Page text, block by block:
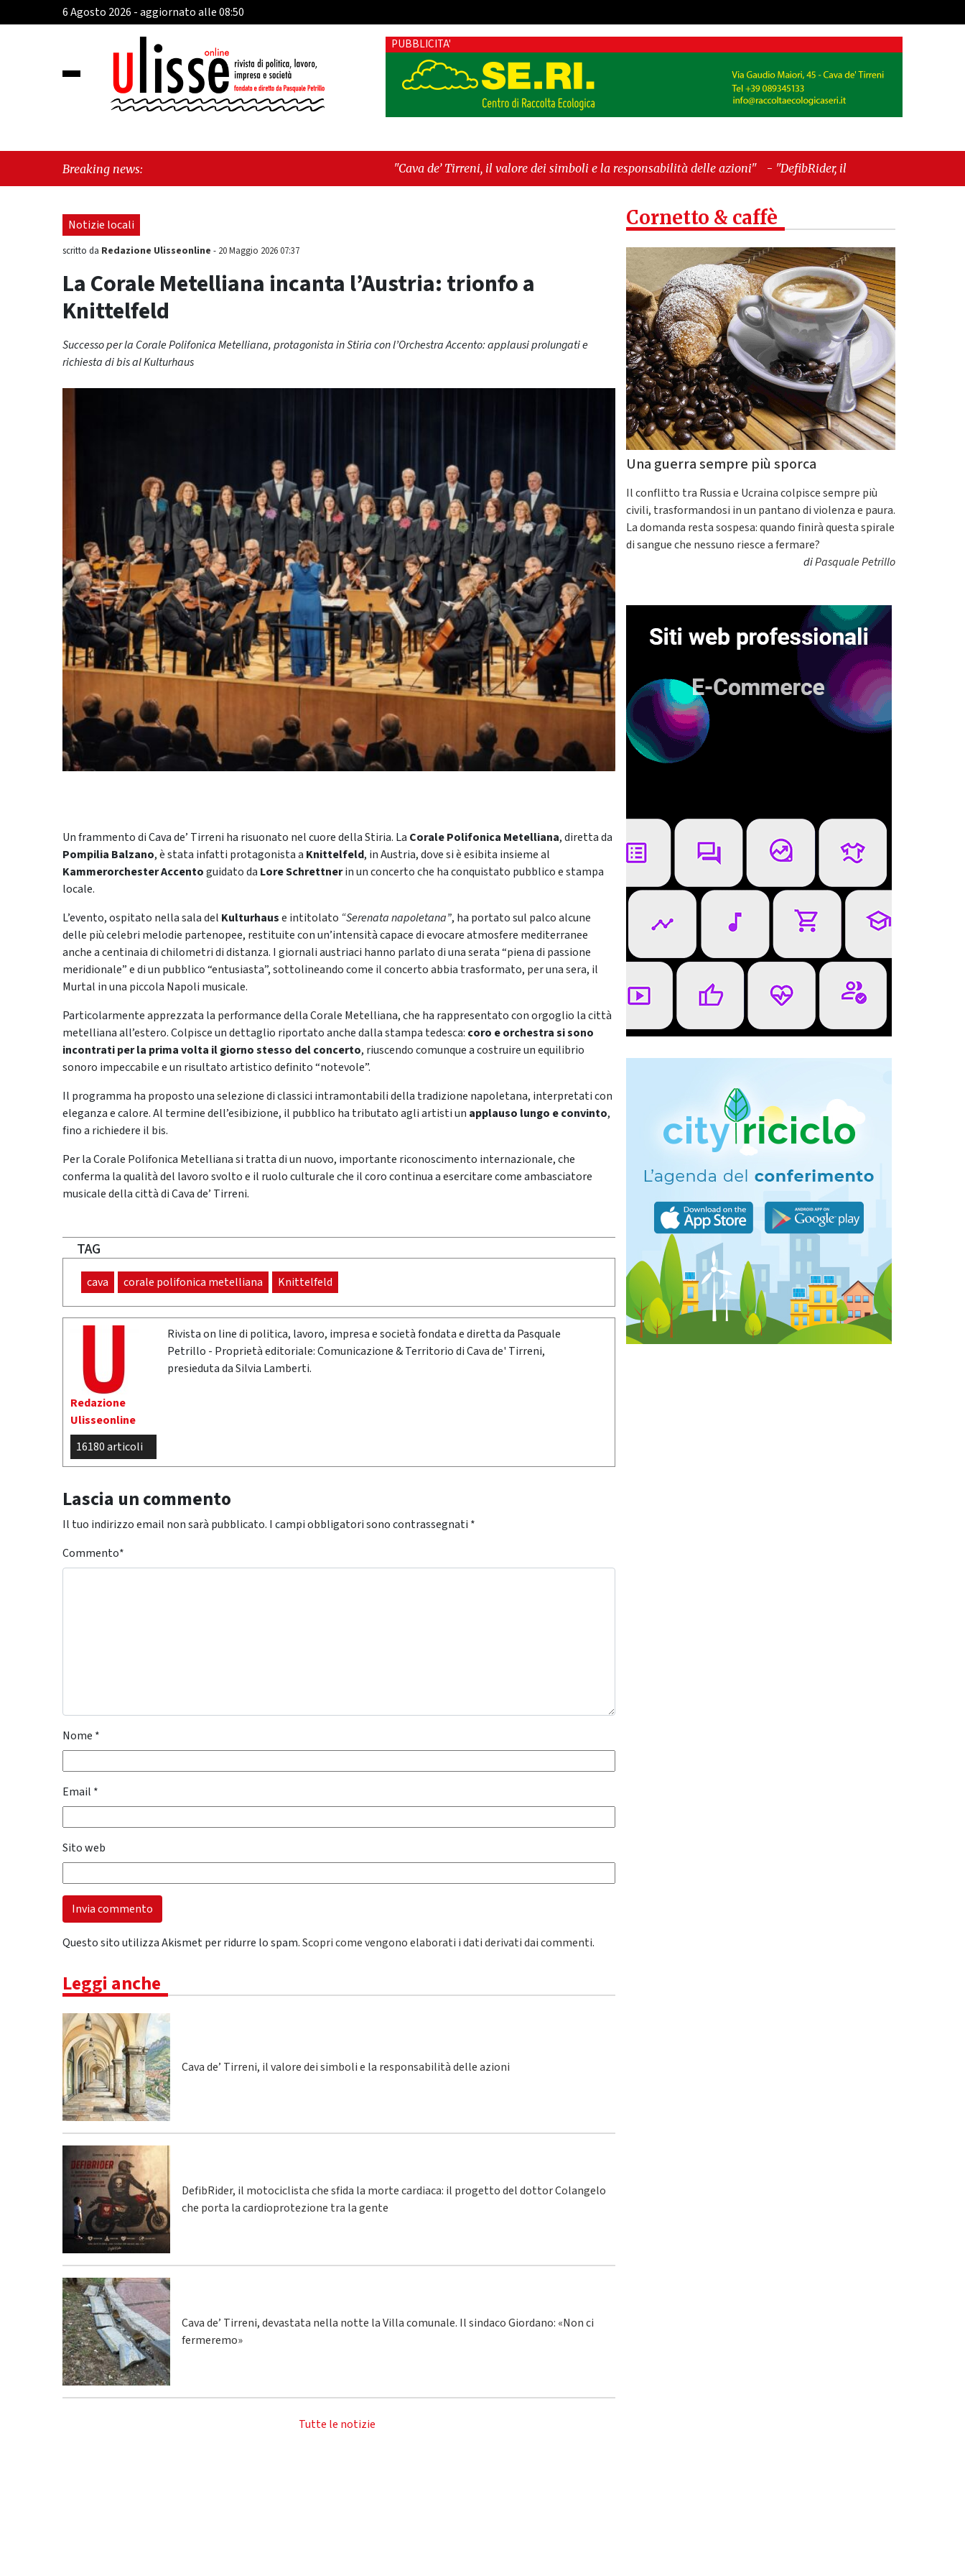
6 Agosto 2026 - aggiornato alle 08:50
PUBBLICITA'
Breaking news: "Cava de’ Tirreni, il valore dei simboli e la responsabilità delle azioni" -"DefibRider, il motociclista che sfida la morte
cardiaca: il progetto del dottor Colangelo che porta la cardioprotezione tra la gente"
Notizie locali
scritto da Redazione Ulisseonline - 20 Maggio 2026 07:37
La Corale Metelliana incanta l’Austria: trionfo a
Knittelfeld
Successo per la Corale Polifonica Metelliana, protagonista in Stiria con l’Orchestra Accento: applausi prolungati e
richiesta di bis al Kulturhaus
Un frammento di Cava de’ Tirreni ha risuonato nel cuore della Stiria. La Corale Polifonica Metelliana, diretta da
Pompilia Balzano, è stata infatti protagonista a Knittelfeld, in Austria, dove si è esibita insieme al
Kammerorchester Accentoguidato da Lore Schrettnerin un concerto che ha conquistato pubblico e stampa
locale.
L’evento, ospitato nella sala del Kulturhause intitolato “Serenata napoletana”, ha portato sul palco alcune
delle più celebri melodie partenopee, restituite con un’intensità capace di evocare atmosfere mediterranee
anche a centinaia di chilometri di distanza. I giornali austriaci hanno parlato di una serata “piena di passione
meridionale” e di un pubblico “entusiasta”, sottolineando come il concerto abbia trasformato, per una sera, il
Murtal in una piccola Napoli musicale.
Particolarmente apprezzata la performance della Corale Metelliana, che ha rappresentato con orgoglio la città
metelliana all’estero. Colpisce un dettaglio riportato anche dalla stampa tedesca: coro e orchestra si sono
incontrati per la prima volta il giorno stesso del concerto, riuscendo comunque a costruire un equilibrio
sonoro impeccabile e un risultato artistico definito “notevole”.
Il programma ha proposto una selezione di classici intramontabili della tradizione napoletana, interpretati con
eleganza e calore. Al termine dell’esibizione, il pubblico ha tributato agli artisti un applauso lungo e convinto,
fino a richiedere il bis.
Per la Corale Polifonica Metelliana si tratta di un nuovo, importante riconoscimento internazionale, che
conferma la qualità del lavoro svolto e il ruolo culturale che il coro continua a esercitare come ambasciatore
musicale della città di Cava de’ Tirreni.
TAG
cava corale polifonica metelliana Knittelfeld
Redazione
Ulisseonline
16180 articoli
Rivista on line di politica, lavoro, impresa e società fondata e diretta da Pasquale
Petrillo - Proprietà editoriale: Comunicazione & Territorio di Cava de' Tirreni,
presieduta da Silvia Lamberti.
Lascia un commento
Il tuo indirizzo email non sarà pubblicato. I campi obbligatori sono contrassegnati *
Commento*
Nome *
Email *
Sito web
Questo sito utilizza Akismet per ridurre lo spam.Scopri come vengono elaborati i dati derivati dai commenti.
Leggi anche
Cava de’ Tirreni, il valore dei simboli e la responsabilità delle azioni
DefibRider, il motociclista che sfida la morte cardiaca: il progetto del dottor Colangelo
che porta la cardioprotezione tra la gente
Cava de’ Tirreni, devastata nella notte la Villa comunale. Il sindaco Giordano: «Non ci
fermeremo»
Tutte le notizie
Cornetto & caffè
Una guerra sempre più sporca
Il conflitto tra Russia e Ucraina colpisce sempre più
civili, trasformandosi in un pantano di violenza e paura.
La domanda resta sospesa: quando finirà questa spirale
di sangue che nessuno riesce a fermare?
diPasquale Petrillo